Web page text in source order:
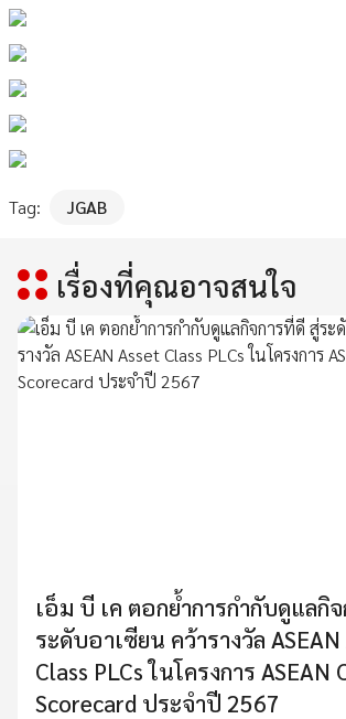
Tag: JGAB
เรื่องที่คุณอาจสนใจ
เอ็ม บี เค ตอกย้ำการกำกับดูแลกิ
ระดับอาเซียน คว้ารางวัล
Class PLCs ในโครงการ ASEAN
Scorecard ประจำปี 2567